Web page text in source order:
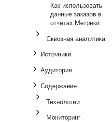
Как использовать
данные заказов в
отчетах Метрики
Сквозная аналитика
Источники
Аудитория
Содержание
Технологии
Мониторинг